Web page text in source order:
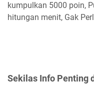
kumpulkan 5000 poin,
hitungan menit, Gak
Sekilas Info Penting